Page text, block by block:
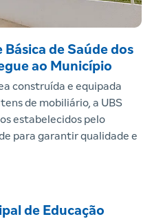
Básica de Saúde dos
ao Município
construída e equipada
de mobiliário, a UBS
estabelecidos pelo
para garantir qualidade e
de Educação